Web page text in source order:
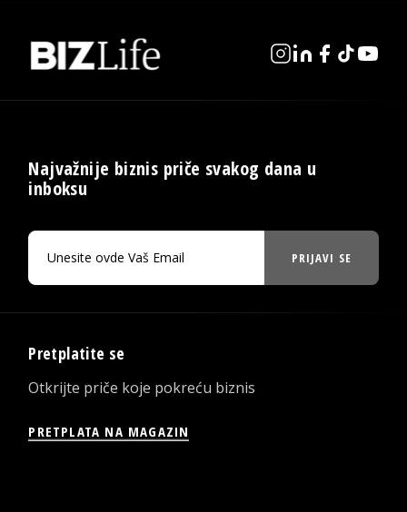
Najvažnije biznis priče svakog dana u
inboksu
PRIJAVI SE
Pretplatite se
Otkrijte priče koje pokreću biznis
PRETPLATA NA MAGAZIN